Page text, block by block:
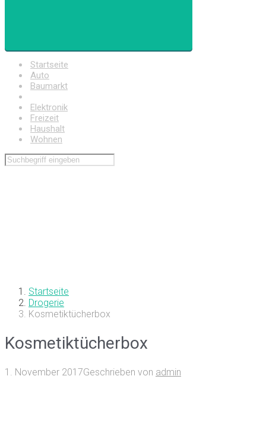
Startseite
Auto
Baumarkt
Elektronik
Freizeit
Haushalt
Wohnen
Startseite
Drogerie
Kosmetiktücherbox
Kosmetiktücherbox
1. November 2017Geschrieben von admin